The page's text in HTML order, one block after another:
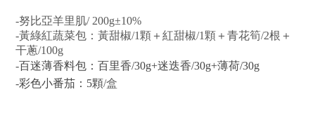
-努比亞羊里肌/ 200g±10%
-黃綠紅蔬菜包：黃甜椒/1顆 ＋紅甜椒/1顆 ＋青花筍/2根 ＋
干蔥/100g
-百迷薄香料包： 百里香/30g+迷迭香/30g+薄荷/30g
-彩色小番茄：5顆/盒